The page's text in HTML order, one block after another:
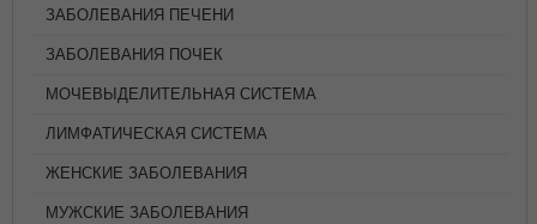
ЗАБОЛЕВАНИЯ ПЕЧЕНИ
ЗАБОЛЕВАНИЯ ПОЧЕК
МОЧЕВЫДЕЛИТЕЛЬНАЯ СИСТЕМА
ЛИМФАТИЧЕСКАЯ СИСТЕМА
ЖЕНСКИЕ ЗАБОЛЕВАНИЯ
МУЖСКИЕ ЗАБОЛЕВАНИЯ